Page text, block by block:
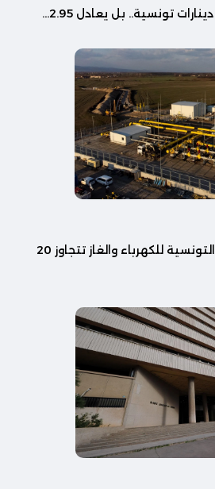
الادعاء بأن ديون الشركة التونسية للكهرباء والغاز تتجاوز 20